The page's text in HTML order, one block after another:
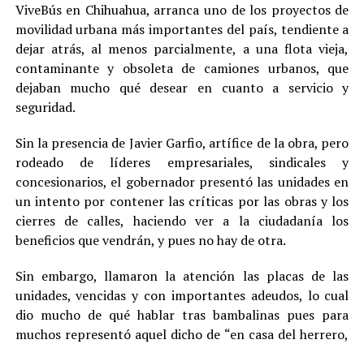
ViveBús en Chihuahua, arranca uno de los proyectos de
movilidad urbana más importantes del país, tendiente a
dejar atrás, al menos parcialmente, a una flota vieja,
contaminante y obsoleta de camiones urbanos, que
dejaban mucho qué desear en cuanto a servicio y
seguridad.
Sin la presencia de Javier Garfio, artífice de la obra, pero
rodeado de líderes empresariales, sindicales y
concesionarios, el gobernador presentó las unidades en
un intento por contener las críticas por las obras y los
cierres de calles, haciendo ver a la ciudadanía los
beneficios que vendrán, y pues no hay de otra.
Sin embargo, llamaron la atención las placas de las
unidades, vencidas y con importantes adeudos, lo cual
dio mucho de qué hablar tras bambalinas pues para
muchos representó aquel dicho de “en casa del herrero,